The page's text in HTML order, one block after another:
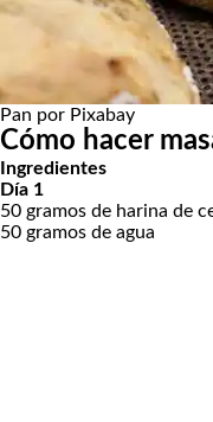
Pan por Pixabay
Cómo hacer
Ingredientes
Día 1
50 gramos de harina de
50 gramos de agua